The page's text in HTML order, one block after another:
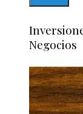
Negocios